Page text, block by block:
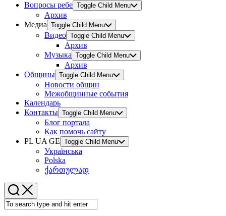
Вопросы ребе Toggle Child Menu
Архив
Медиа Toggle Child Menu
Видео Toggle Child Menu
Архив
Музыка Toggle Child Menu
Архив
Общины Toggle Child Menu
Новости общин
Межобщинные события
Календарь
Контакты Toggle Child Menu
Блог портала
Как помочь сайту
PL UA GE Toggle Child Menu
Українська
Polska
ქართულად